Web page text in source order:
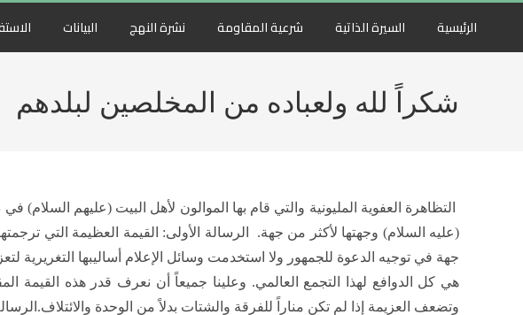
الرئيسية السيرة الذاتية شرعية المقاومة نشرة النهج البيانات
شكراً لله ولعباده من المخلصين لبلدهم
التظاهرة العفوية المليونية والتي قام بها الموالون لأهل البيت (عليهم
(عليه السلام) وجهتها لأكثر من جهة. الرسالة الأولى: القيمة العظيمة التي
جهة في توجيه الدعوة للجمهور ولا استخدمت وسائل الإعلام أساليبها التغريرية
هي كل الدوافع لهذا التجمع العالمي. وعلينا جميعاً أن نعرف قدر هذه القيمة
وتضعف العزيمة إذا لم تكن مناراً للفرقة والشتات بدلاً من الوحدة